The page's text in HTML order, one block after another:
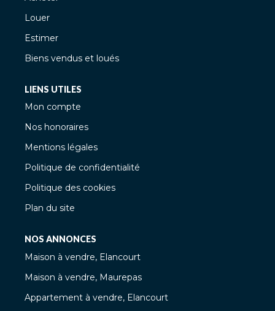
Louer
Estimer
Biens vendus et loués
LIENS UTILES
Mon compte
Nos honoraires
Mentions légales
Politique de confidentialité
Politique des cookies
Plan du site
NOS ANNONCES
Maison à vendre, Elancourt
Maison à vendre, Maurepas
Appartement à vendre, Elancourt